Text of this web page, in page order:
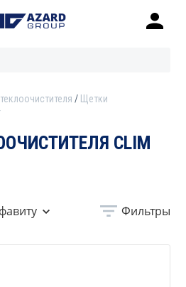
Щетки
CLIM
Фильтры